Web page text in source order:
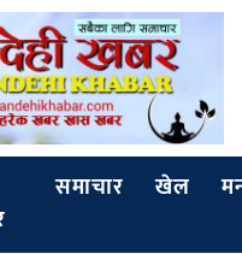
समाचार खेल